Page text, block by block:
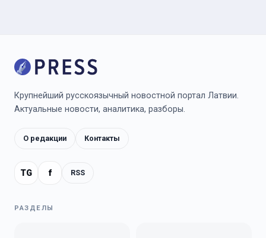
Крупнейший русскоязычный новостной портал Латвии.
Актуальные новости, аналитика, разборы.
О редакции Контакты
TG f RSS
РАЗДЕЛЫ